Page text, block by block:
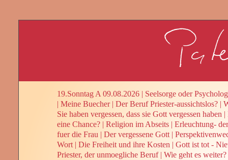
19.Sonntag A 09.08.2026 | Seelsorge oder
| Meine Buecher | Der Beruf Priester-aussichtslos? |
Sie haben vergessen, dass sie Gott vergessen haben |
eine Chance? | Religion im Abseits | Erleuchtung-
fuer die Frau | Der vergessene Gott |
Wort | Die Freiheit und ihre Kosten | Gott ist tot -
Priester, der unmoegliche Beruf | Wie geht es